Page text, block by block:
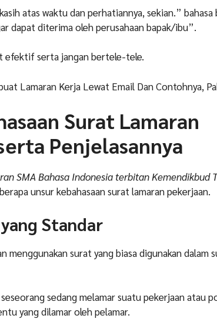
atas waktu dan perhatiannya, sekian.” bahasa
dapat diterima oleh perusahaan bapak/ibu”.
efektif serta jangan bertele-tele.
Lamaran Kerja Lewat Email Dan Contohnya,
Surat Lamaran
Penjelasannya
SMA Bahasa Indonesia terbitan Kemendikbud
unsur kebahasaan surat lamaran pekerjaan.
Standar
menggunakan surat yang biasa digunakan dalam
sedang melamar suatu pekerjaan atau
yang dilamar oleh pelamar.